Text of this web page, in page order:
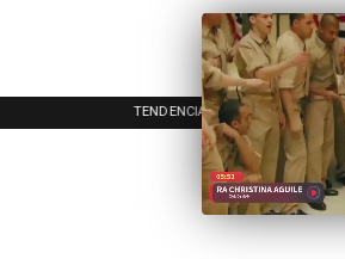
TENDENCIAS